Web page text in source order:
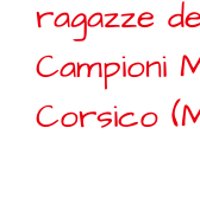
ragazze
Campioni
Corsico